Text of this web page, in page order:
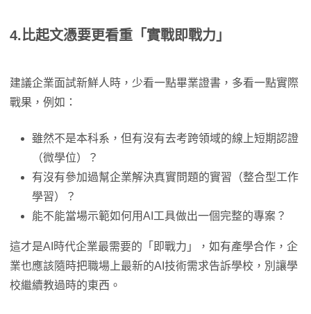
4.比起文憑要更看重「實戰即戰力」
建議企業面試新鮮人時，少看一點畢業證書，多看一點實際
戰果，例如：
雖然不是本科系，但有沒有去考跨領域的線上短期認證
（微學位）？
有沒有參加過幫企業解決真實問題的實習（整合型工作
學習）？
能不能當場示範如何用AI工具做出一個完整的專案？
這才是AI時代企業最需要的「即戰力」，如有產學合作，企
業也應該隨時把職場上最新的AI技術需求告訴學校，別讓學
校繼續教過時的東西。